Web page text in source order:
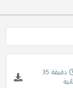
دقيقة 35